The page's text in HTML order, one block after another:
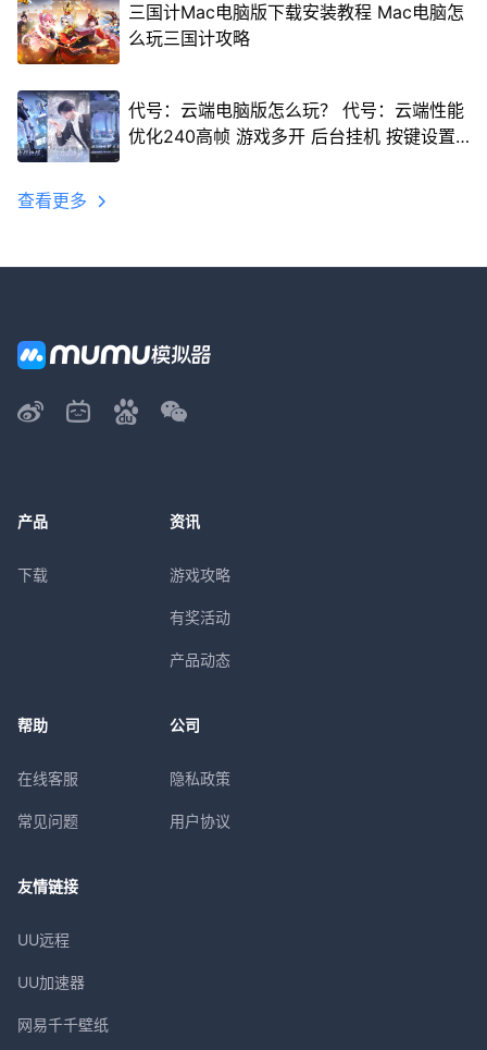
三国计Mac电脑版下载安装教程 Mac电脑怎
么玩三国计攻略
代号：云端电脑版怎么玩？ 代号：云端性能
优化240高帧 游戏多开 后台挂机 按键设置
查看更多
产品
下载
资讯
游戏攻略
有奖活动
产品动态
帮助
在线客服
常见问题
公司
隐私政策
用户协议
友情链接
UU远程
UU加速器
网易千千壁纸